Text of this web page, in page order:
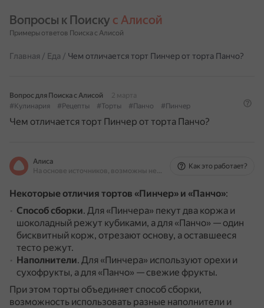
Вопросы к Поиску с Алисой
Примеры ответов Поиска с Алисой
Главная / Еда / Чем отличается торт Пинчер от торта Панчо?
Вопрос для Поиска с Алисой
2 марта
#Кулинария
#Рецепты #Торты #Панчо #Пинчер
Чем отличается торт Пинчер от торта Панчо?
Алиса
На основе источников, возможны неточности
Как это работает?
Некоторые отличия тортов «Пинчер» и «Панчо»:
Способ сборки. Для «Пинчера» пекут два коржа и
шоколадный режут кубиками, а для «Панчо» — один
бисквитный корж, отрезают основу, а оставшееся
тесто режут.
Наполнители. Для «Пинчера» используют орехи и
сухофрукты, а для «Панчо» — свежие фрукты.
При этом торты объединяет способ сборки,
возможность использовать разные наполнители и